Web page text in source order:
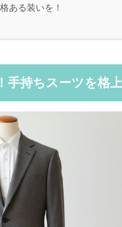
ある装いを！
手持ちスーツを格